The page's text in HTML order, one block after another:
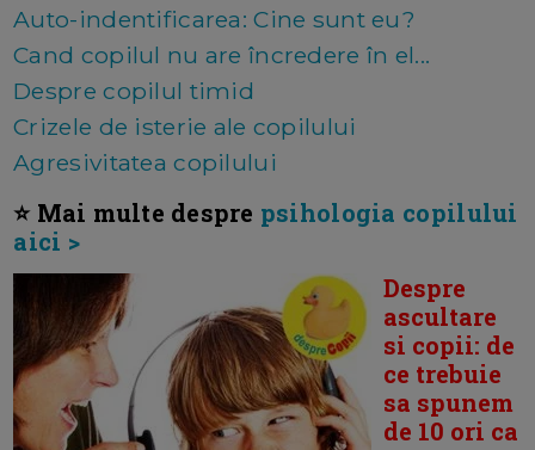
Auto-indentificarea: Cine sunt eu?
Cand copilul nu are încredere în el...
Despre copilul timid
Crizele de isterie ale copilului
Agresivitatea copilului
⭐ Mai multe despre psihologia copilului
aici >
Despre
ascultare
si copii: de
ce trebuie
sa spunem
de 10 ori ca